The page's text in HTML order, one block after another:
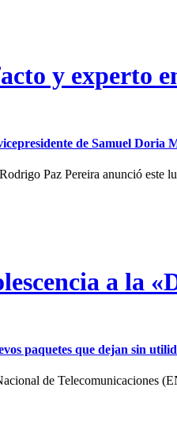
y experto
de Samuel Doria
Paz Pereira anunció este
a la
paquetes que dejan sin
de Telecomunicaciones